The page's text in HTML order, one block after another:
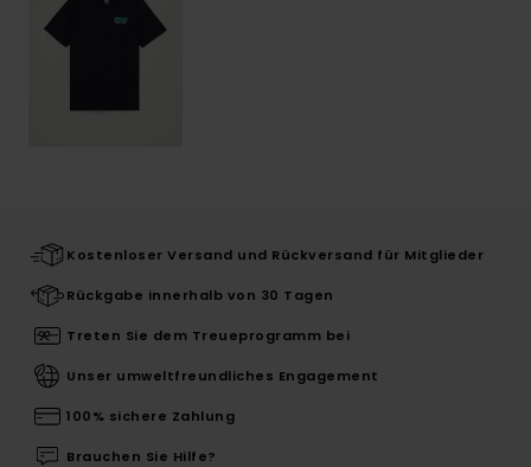
Kostenloser Versand und Rückversand für Mitglieder
Rückgabe innerhalb von 30 Tagen
Treten Sie dem Treueprogramm bei
Unser umweltfreundliches Engagement
100% sichere Zahlung
Brauchen Sie Hilfe?